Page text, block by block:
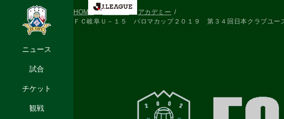
ニュース
試合
チケット
観戦
HOME
アカデミー
ＦＣ岐阜Ｕ－１５ パロマカップ２０１９ 第３４回日本クラブユー